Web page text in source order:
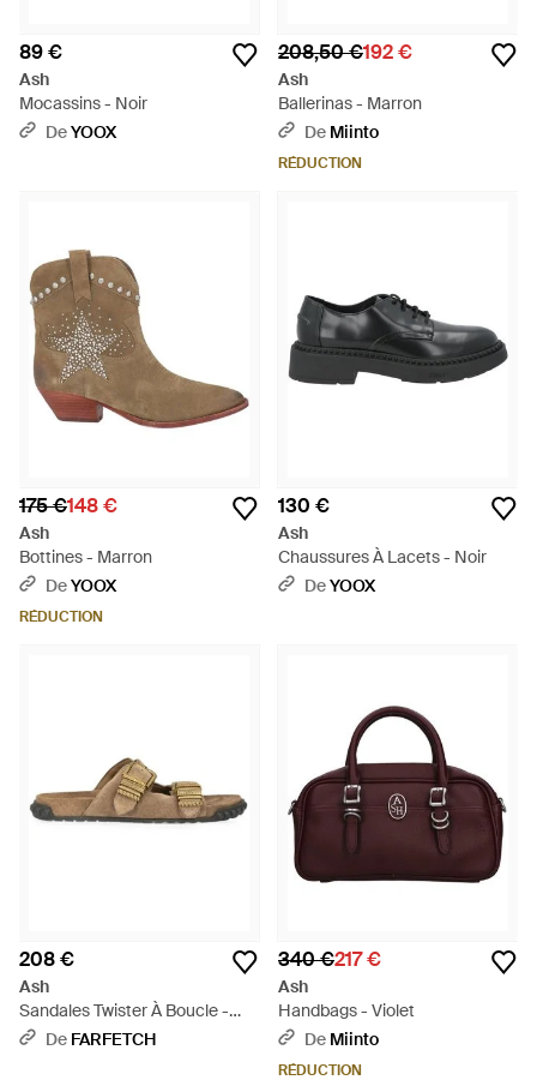
89 €
Ash
Mocassins - Noir
DeYOOX
208,50 €192 €
Ash
Ballerinas - Marron
De Miinto
RÉDUCTION
175 €148 €
Ash
Bottines - Marron
DeYOOX
RÉDUCTION
130 €
Ash
Chaussures À Lacets - Noir
DeYOOX
208 €
Ash
Sandales Twister À Boucle -
Marron
De FARFETCH
340 €217 €
Ash
Handbags - Violet
De Miinto
RÉDUCTION